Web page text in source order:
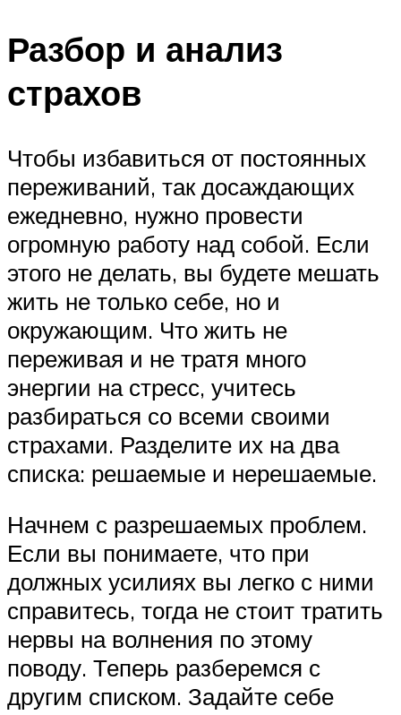
Разбор и анализ
страхов
Чтобы избавиться от постоянных
переживаний, так досаждающих
ежедневно, нужно провести
огромную работу над собой. Если
этого не делать, вы будете мешать
жить не только себе, но и
окружающим. Что жить не
переживая и не тратя много
энергии на стресс, учитесь
разбираться со всеми своими
страхами. Разделите их на два
списка: решаемые и нерешаемые.
Начнем с разрешаемых проблем.
Если вы понимаете, что при
должных усилиях вы легко с ними
справитесь, тогда не стоит тратить
нервы на волнения по этому
поводу. Теперь разберемся с
другим списком. Задайте себе